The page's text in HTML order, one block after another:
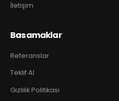
İletişim
Basamaklar
Referanslar
Teklif Al
Gizlilik Politikası